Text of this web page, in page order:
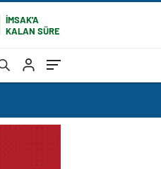
İMSAK'A
KALAN SÜRE